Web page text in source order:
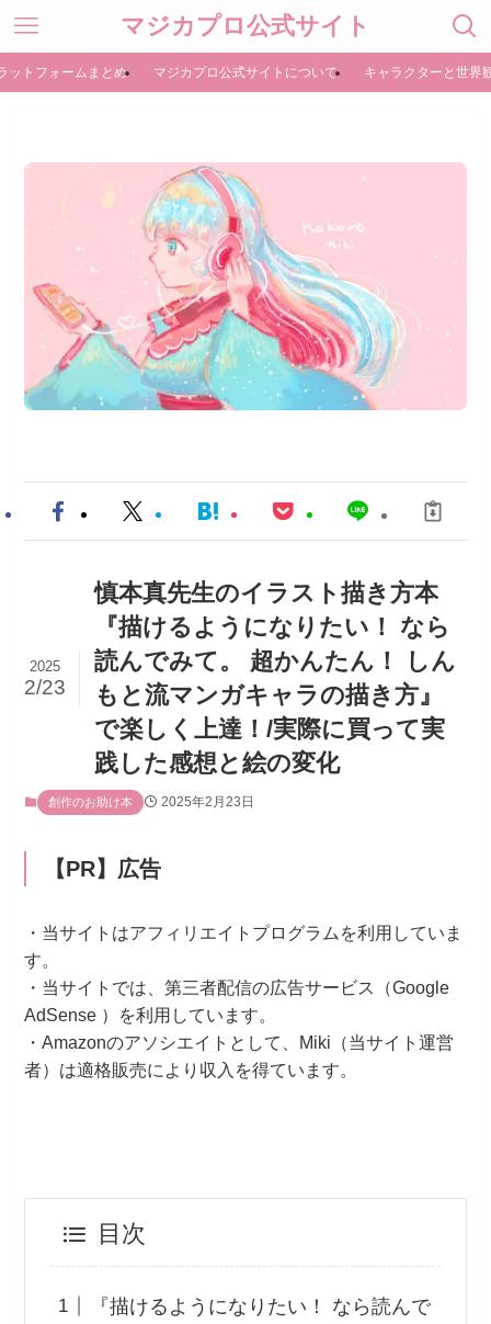
マジカプロ公式サイト
ットフォームまとめ マジカプロ公式サイトについて キャラクターと世界
慎本真先生のイラスト描き方本
『描けるようになりたい！ なら
読んでみて。 超かんたん！ しん
もと流マンガキャラの描き方』
で楽しく上達！/実際に買って実
践した感想と絵の変化
2025
2/23
創作のお助け本 2025年2月23日
【PR】広告
・当サイトはアフィリエイトプログラムを利用していま
す。
・当サイトでは、第三者配信の広告サービス（Google
AdSense ）を利用しています。
・Amazonのアソシエイトとして、Miki（当サイト運営
者）は適格販売により収入を得ています。
目次
『描けるようになりたい！ なら読んで